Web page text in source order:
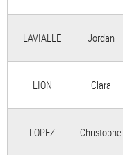
LAVIALLE Jordan
LION Clara
LOPEZ Christophe